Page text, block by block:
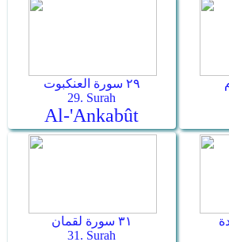
٢٩ سورة العنكبوت
29. Surah
Al-'Ankabût
٣١ سورة لقمان
31. Surah